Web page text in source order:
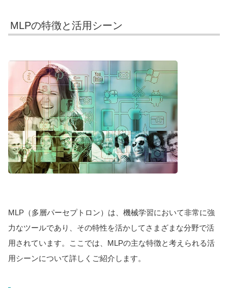
MLPの特徴と活用シーン
MLP（多層パーセプトロン）は、機械学習において非常に強
力なツールであり、その特性を活かしてさまざまな分野で活
用されています。ここでは、MLPの主な特徴と考えられる活
用シーンについて詳しくご紹介します。